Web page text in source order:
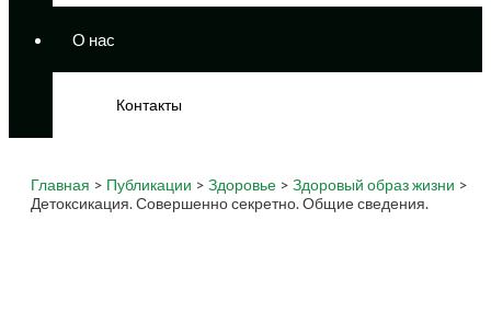
О нас
Контакты
Главная > Публикации > Здоровье > Здоровый образ жизни >
Детоксикация. Совершенно секретно. Общие сведения.